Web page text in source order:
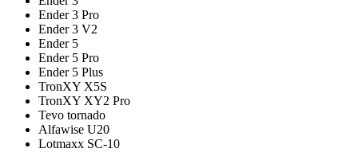
Ender 3 Pro
Ender 3 V2
Ender 5
Ender 5 Pro
Ender 5 Plus
TronXY X5S
TronXY XY2 Pro
Tevo tornado
Alfawise U20
Lotmaxx SC-10